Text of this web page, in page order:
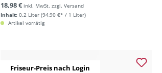
Inhalt: 0.2 Liter (94,90 €* / 1 Liter)
18,98 € inkl. MwSt. zzgl. Versand
Artikel vorrätig
Friseur-Preis nach Login